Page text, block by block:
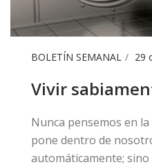
BOLETÍN SEMANAL 29
Vivir
Nunca pensemos en
pone dentro de
automáticamente;